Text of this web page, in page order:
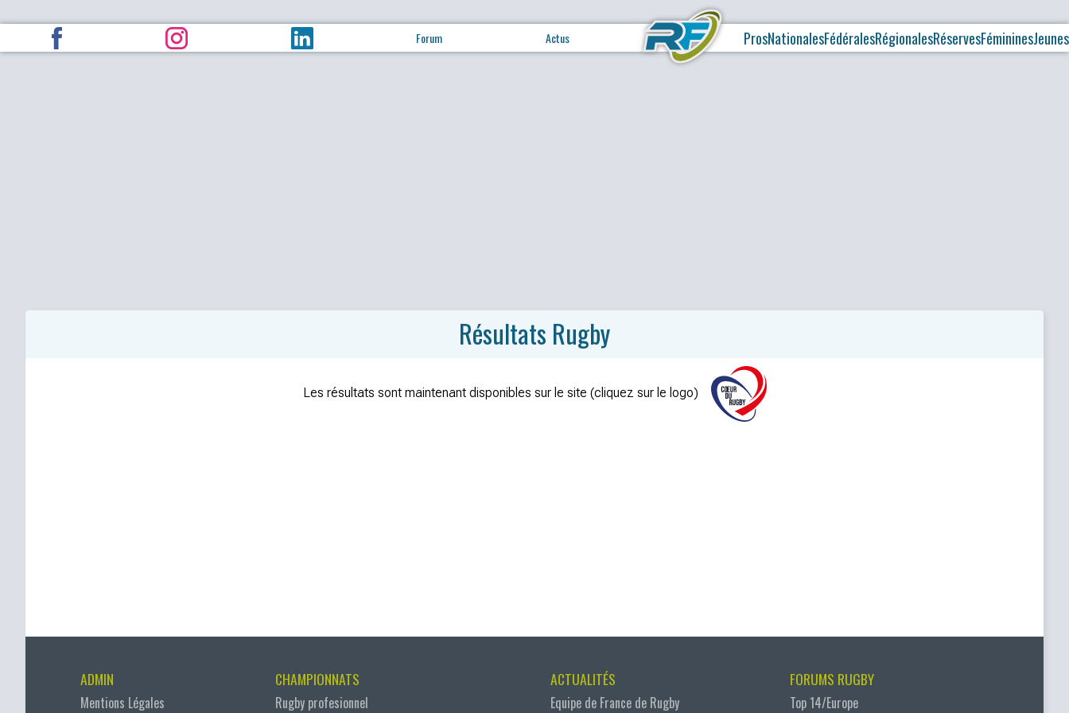
Forum Actus ProsNationalesFédéralesRégionalesRéservesFémininesJeunes
Résultats Rugby
Les résultats sont maintenant disponibles sur le site (cliquez sur le logo)
ADMIN
Mentions Légales
CHAMPIONNATS
Rugby profesionnel
ACTUALITÉS
Equipe de France de Rugby
FORUMS RUGBY
Top 14/Europe